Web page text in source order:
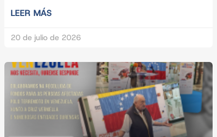
LEER MÁS
20 de julio de 2026